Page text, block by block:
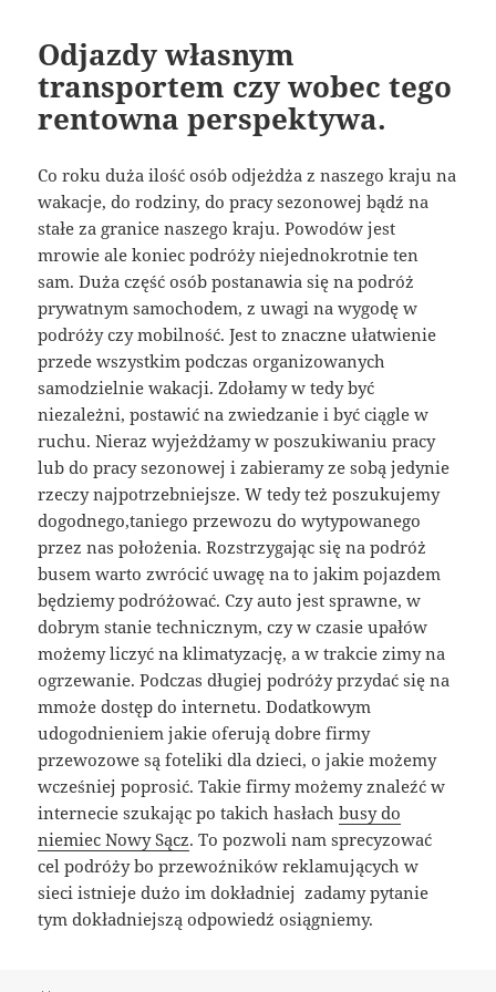
Odjazdy własnym
transportem czy wobec tego
rentowna perspektywa.
Co roku duża ilość osób odjeżdża z naszego kraju na
wakacje, do rodziny, do pracy sezonowej bądź na
stałe za granice naszego kraju. Powodów jest
mrowie ale koniec podróży niejednokrotnie ten
sam. Duża część osób postanawia się na podróż
prywatnym samochodem, z uwagi na wygodę w
podróży czy mobilność. Jest to znaczne ułatwienie
przede wszystkim podczas organizowanych
samodzielnie wakacji. Zdołamy w tedy być
niezależni, postawić na zwiedzanie i być ciągle w
ruchu. Nieraz wyjeżdżamy w poszukiwaniu pracy
lub do pracy sezonowej i zabieramy ze sobą jedynie
rzeczy najpotrzebniejsze. W tedy też poszukujemy
dogodnego,taniego przewozu do wytypowanego
przez nas położenia. Rozstrzygając się na podróż
busem warto zwrócić uwagę na to jakim pojazdem
będziemy podróżować. Czy auto jest sprawne, w
dobrym stanie technicznym, czy w czasie upałów
możemy liczyć na klimatyzację, a w trakcie zimy na
ogrzewanie. Podczas długiej podróży przydać się na
mmoże dostęp do internetu. Dodatkowym
udogodnieniem jakie oferują dobre firmy
przewozowe są foteliki dla dzieci, o jakie możemy
wcześniej poprosić. Takie firmy możemy znaleźć w
internecie szukając po takich hasłachbusy do
niemiec Nowy Sącz. To pozwoli nam sprecyzować
cel podróży bo przewoźników reklamujących w
sieci istnieje dużo im dokładniej zadamy pytanie
tym dokładniejszą odpowiedź osiągniemy.